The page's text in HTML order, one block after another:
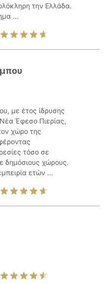
την Ελλάδα.
...
με έτος ίδρυσης
Έφεσο Πιερίας,
χώρο της
τόσο σε
δημόσιους χώρους.
ετών ...